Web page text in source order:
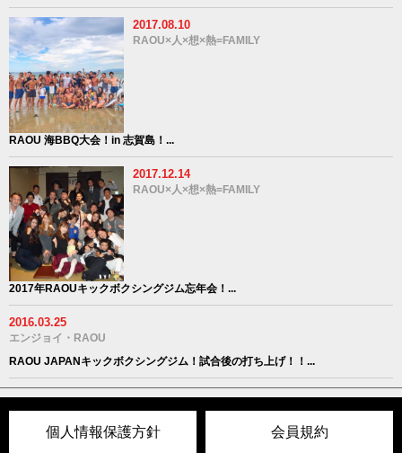
2017.08.10
RAOU×人×想×熱=FAMILY
RAOU 海BBQ大会！in 志賀島！...
2017.12.14
RAOU×人×想×熱=FAMILY
2017年RAOUキックボクシングジム忘年会！...
2016.03.25
エンジョイ・RAOU
RAOU JAPANキックボクシングジム！試合後の打ち上げ！！...
個人情報保護方針 会員規約